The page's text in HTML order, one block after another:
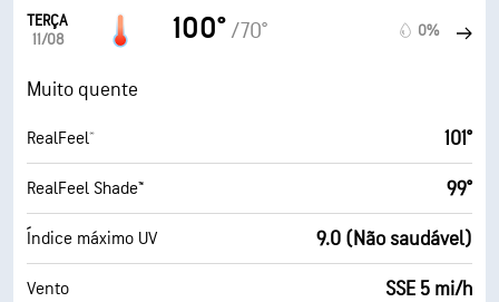
TERÇA
11/08
100° /70° 0%
Muito quente
RealFeel® 101°
RealFeel Shade™ 99°
Índice máximo UV 9.0 (Não saudável)
Vento SSE 5 mi/h